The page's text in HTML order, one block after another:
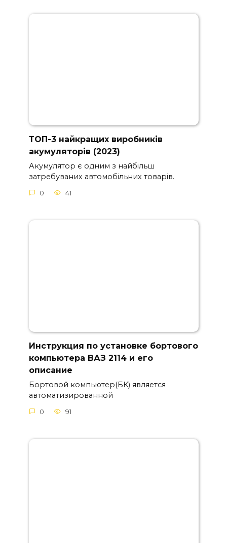
ТОП-3 найкращих виробників
акумуляторів (2023)
Акумулятор є одним з найбільш
затребуваних автомобільних товарів.
0 41
Инструкция по установке бортового
компьютера ВАЗ 2114 и его
описание
Бортовой компьютер(БК) является
автоматизированной
0 91